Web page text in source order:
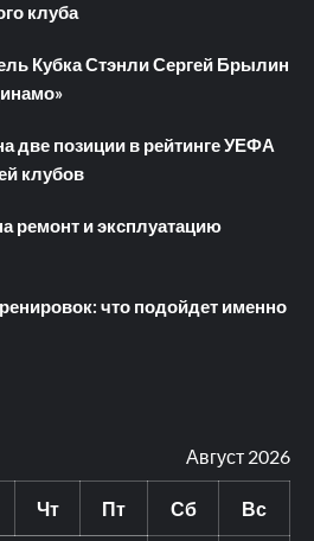
клуба
Кубка Стэнли Сергей Брылин
две позиции в рейтинге УЕФА
клубов
ремонт и эксплуатацию
что подойдет именно
Август 2026
Чт Пт Сб Вс